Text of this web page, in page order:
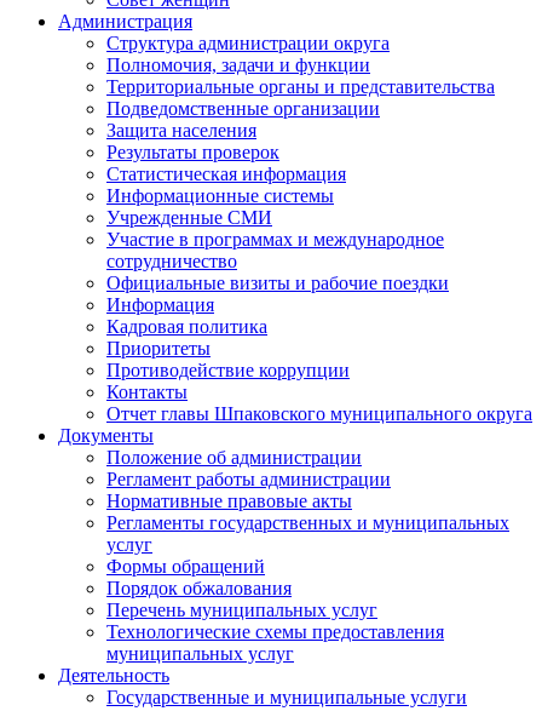
Администрация
Структура администрации округа
Полномочия, задачи и функции
Территориальные органы и представительства
Подведомственные организации
Защита населения
Результаты проверок
Статистическая информация
Информационные системы
Учрежденные СМИ
Участие в программах и международное
сотрудничество
Официальные визиты и рабочие поездки
Информация
Кадровая политика
Приоритеты
Противодействие коррупции
Контакты
Отчет главы Шпаковского муниципального округа
Документы
Положение об администрации
Регламент работы администрации
Нормативные правовые акты
Регламенты государственных и муниципальных
услуг
Формы обращений
Порядок обжалования
Перечень муниципальных услуг
Технологические схемы предоставления
муниципальных услуг
Деятельность
Государственные и муниципальные услуги